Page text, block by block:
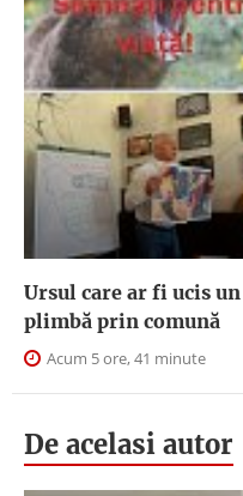
Ursul care ar fi ucis
plimbă prin comună
Acum 5 ore, 41 minute
De acelasi autor